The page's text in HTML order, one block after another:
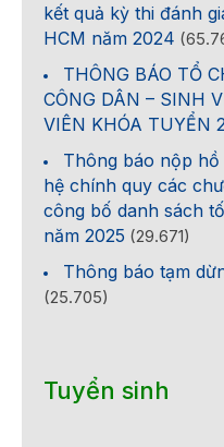
kết quả kỳ thi đánh
HCM năm 2024
THÔNG BÁO TỔ
CÔNG DÂN – SINH
VIÊN KHÓA TUYỂN
Thông báo nộp
hệ chính quy các
công bố danh sách
năm 2025 (29.671)
Thông báo tạm
(25.705)
Tuyển sinh